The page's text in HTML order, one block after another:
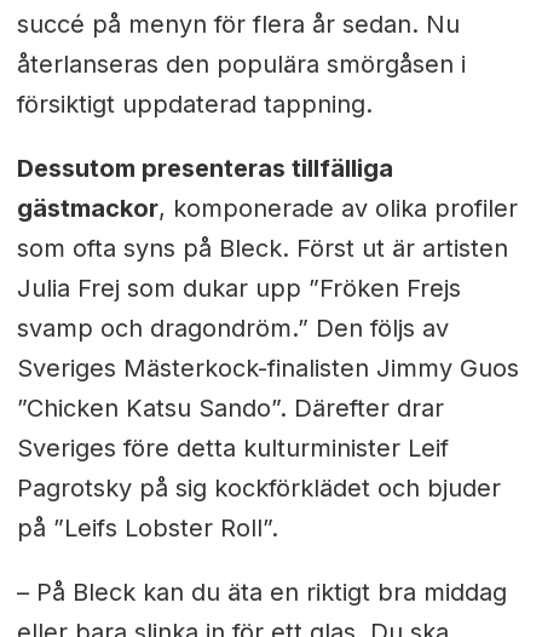
succé på menyn för flera år sedan. Nu
återlanseras den populära smörgåsen i
försiktigt uppdaterad tappning.
Dessutom presenteras tillfälliga
gästmackor, komponerade av olika profiler
som ofta syns på Bleck. Först ut är artisten
Julia Frej som dukar upp ”Fröken Frejs
svamp och dragondröm.” Den följs av
Sveriges Mästerkock-finalisten Jimmy Guos
”Chicken Katsu Sando”. Därefter drar
Sveriges före detta kulturminister Leif
Pagrotsky på sig kockförklädet och bjuder
på ”Leifs Lobster Roll”.
– På Bleck kan du äta en riktigt bra middag